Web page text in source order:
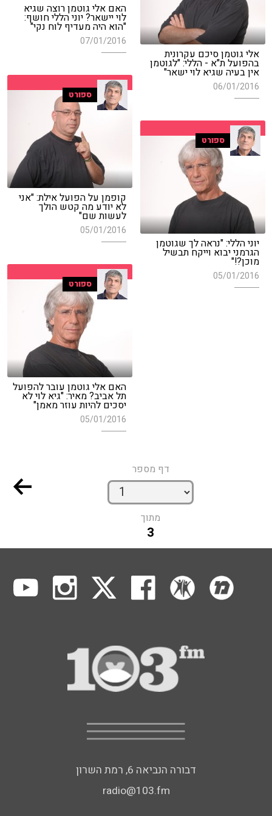
האם אלי גוטמן רוצה שגיא
לוי יישאר? יוני הללי חושף:
"הוא היה מעדיף לוח נקי"
07/01/2016
אלי גוטמן סיכם עקרונית
בהפועל ת"א - הללי: "לגוטמן
אין בעיה שגיא לוי ישאר"
06/01/2016
ספורט
קופמן על הפועל אילת: "אני
לא יודע מה קטש הולך
לעשות שם"
05/01/2016
ספורט
יוני הללי: "נראה לך שגוטמן
הגרמני יבוא וייקח תבשיל
מוכן?!"
05/01/2016
ספורט
האם אלי גוטמן עובר להפועל
תל אביב? מאיר: "גיא לוי לא
יסכים להיות עוזר מאמן"
05/01/2016
דף מספר
מתוך
3
דבורה הנביאה 6, רמת השרון
radio@103.fm